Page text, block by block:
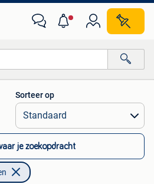
afstanden…
Sorteer op
je zoekopdracht